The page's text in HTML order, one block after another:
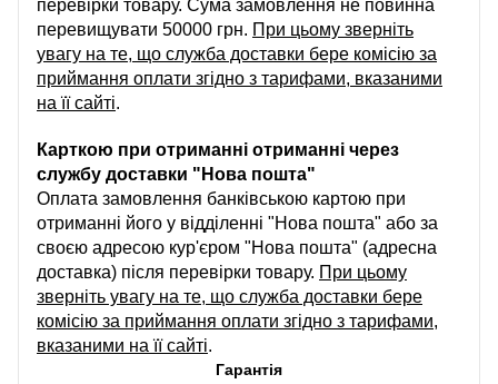
перевірки товару. Сума замовлення не повинна
перевищувати 50000 грн. При цьому зверніть
увагу на те, що служба доставки бере комісію за
приймання оплати згідно з тарифами, вказаними
на її сайті.
Карткою при отриманні отриманні через
службу доставки "Нова пошта"
Оплата замовлення банківською картою при
отриманні його у відділенні "Нова пошта" або за
своєю адресою кур'єром "Нова пошта" (адресна
доставка) після перевірки товару. При цьому
зверніть увагу на те, що служба доставки бере
комісію за приймання оплати згідно з тарифами,
вказаними на її сайті.
Гарантія